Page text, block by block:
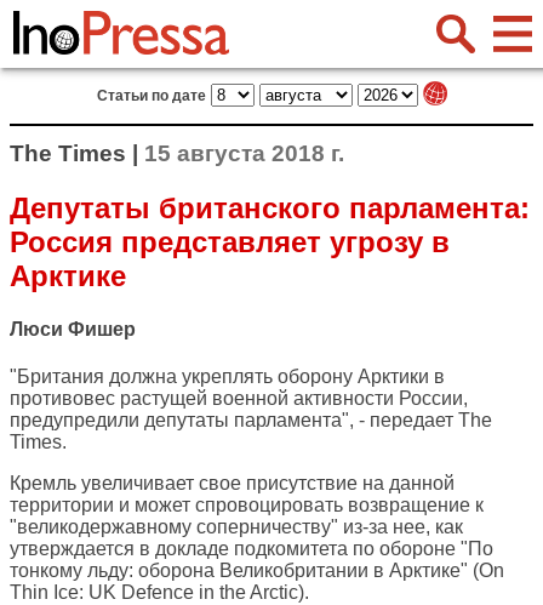
Статьи по дате
The Times | 15 августа 2018 г.
Депутаты британского парламента:
Россия представляет угрозу в
Арктике
Люси Фишер
"Британия должна укреплять оборону Арктики в
противовес растущей военной активности России,
предупредили депутаты парламента", - передает The
Times.
Кремль увеличивает свое присутствие на данной
территории и может спровоцировать возвращение к
"великодержавному соперничеству" из-за нее, как
утверждается в докладе подкомитета по обороне "По
тонкому льду: оборона Великобритании в Арктике" (On
Thin Ice: UK Defence in the Arctic).